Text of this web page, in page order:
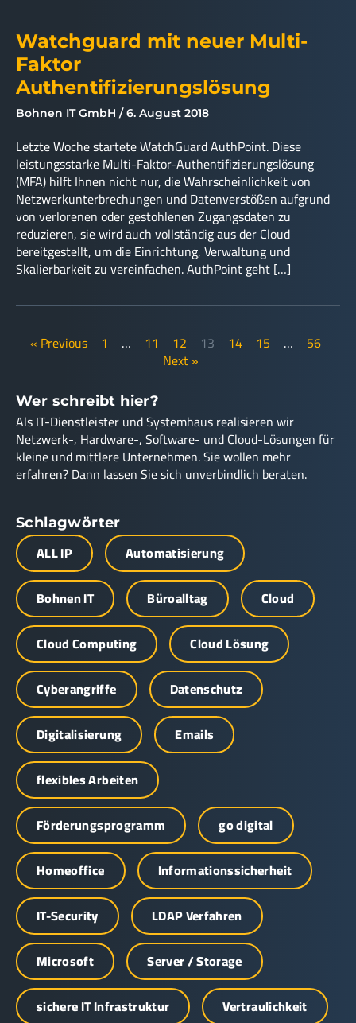
Watchguard mit neuer Multi-
Faktor
Authentifizierungslösung
Bohnen IT GmbH 6. August 2018
Letzte Woche startete WatchGuard AuthPoint. Diese
leistungsstarke Multi-Faktor-Authentifizierungslösung
(MFA) hilft Ihnen nicht nur, die Wahrscheinlichkeit von
Netzwerkunterbrechungen und Datenverstößen aufgrund
von verlorenen oder gestohlenen Zugangsdaten zu
reduzieren, sie wird auch vollständig aus der Cloud
bereitgestellt, um die Einrichtung, Verwaltung und
Skalierbarkeit zu vereinfachen. AuthPoint geht […]
« Previous 1 … 11 12 13 14 15 … 56
Next »
Wer schreibt hier?
Als IT-Dienstleister und Systemhaus realisieren wir
Netzwerk-, Hardware-, Software- und Cloud-Lösungen für
kleine und mittlere Unternehmen. Sie wollen mehr
erfahren? Dann lassen Sie sich unverbindlich beraten.
Schlagwörter
ALL IP
Automatisierung
Bohnen IT
Büroalltag
Cloud
Cloud Computing
Cloud Lösung
Cyberangriffe
Datenschutz
Digitalisierung
Emails
flexibles Arbeiten
Förderungsprogramm
go digital
Homeoffice
Informationssicherheit
IT-Security
LDAP Verfahren
Microsoft
Server / Storage
sichere IT Infrastruktur
Vertraulichkeit